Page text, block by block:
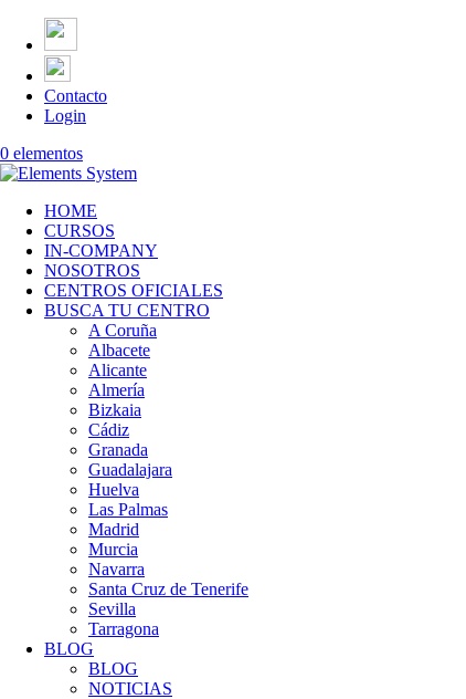
Contacto
Login
0 elementos
HOME
CURSOS
IN-COMPANY
NOSOTROS
CENTROS OFICIALES
BUSCA TU CENTRO
A Coruña
Albacete
Alicante
Almería
Bizkaia
Cádiz
Granada
Guadalajara
Huelva
Las Palmas
Madrid
Murcia
Navarra
Santa Cruz de Tenerife
Sevilla
Tarragona
BLOG
BLOG
NOTICIAS